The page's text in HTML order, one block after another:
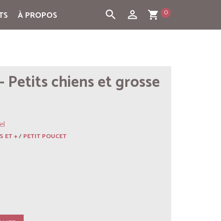
À PROPOS shopping_cart 0
person_outline
search
Petits chiens et grosse
ET +/PETIT POUCET